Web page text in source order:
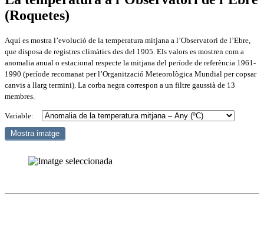
(Roquetes)
Aquí es mostra l’evolució de la temperatura mitjana a l’Observatori de l’Ebre,
que disposa de registres climàtics des del 1905. Els valors es mostren com a
anomalia anual o estacional respecte la mitjana del període de referència 1961-
1990 (període recomanat per l’Organització Meteorològica Mundial per copsar
canvis a llarg termini). La corba negra correspon a un filtre gaussià de 13
membres.
Variable: